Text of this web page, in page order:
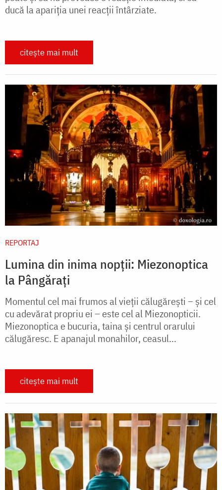
ducă la apariția unei reacții întârziate.
citește mai mult
REPORTAJ
Lumina din inima nopții: Miezonoptica
la Pângărați
Momentul cel mai frumos al vieţii călugăreşti – şi cel
cu adevărat propriu ei – este cel al Miezonopticii.
Miezonoptica e bucuria, taina şi centrul orarului
călugăresc. E apanajul monahilor, ceasul...
citește mai mult